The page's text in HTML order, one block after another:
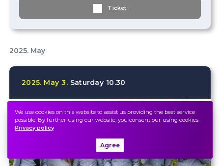
Ticket
2025. May
2025. May 3. Saturday 10.30
We use cookies on this website to assist us providing the best service
possible. By further using our website, you consent our using cookies.
Privacy policy
Agree